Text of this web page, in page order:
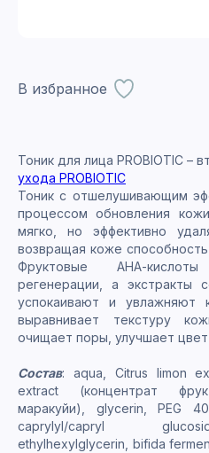
В избранное
Тоник для лица PROBIOTIC –
ухода PROBIOTIC
Тоник с отшелушивающим
процессом обновления
мягко, но эффективно
возвращая коже
Фруктовые АНА-
регенерации, а экстракты
успокаивают и увлажняют
выравнивает текстуру
очищает поры, улучшает цвет
Состав: aqua, Citrus limon
extract (концентрат
маракуйи), glycerin, PEG
сaprylyl/capryl
ethylhexylglycerin, bifida